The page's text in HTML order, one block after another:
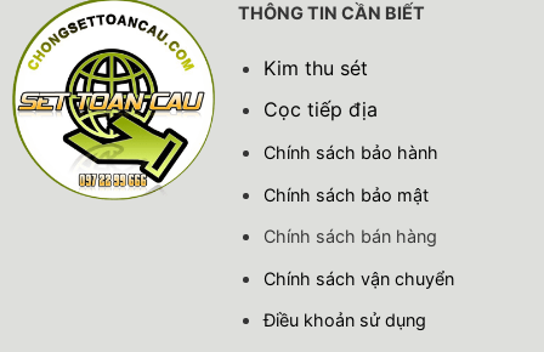
THÔNG TIN CẦN BIẾT
Kim thu sét
Cọc tiếp địa
Chính sách bảo hành
Chính sách bảo mật
Chính sách bán hàng
Chính sách vận chuyển
Điều khoản sử dụng